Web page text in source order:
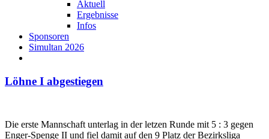
Aktuell
Ergebnisse
Infos
Sponsoren
Simultan 2026
Löhne I abgestiegen
Die erste Mannschaft unterlag in der letzen Runde mit 5 : 3 gegen
Enger-Spenge II und fiel damit auf den 9 Platz der Bezirksliga